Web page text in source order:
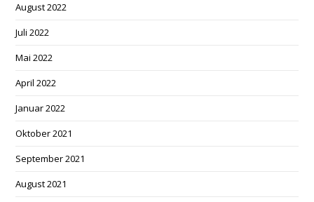
August 2022
Juli 2022
Mai 2022
April 2022
Januar 2022
Oktober 2021
September 2021
August 2021